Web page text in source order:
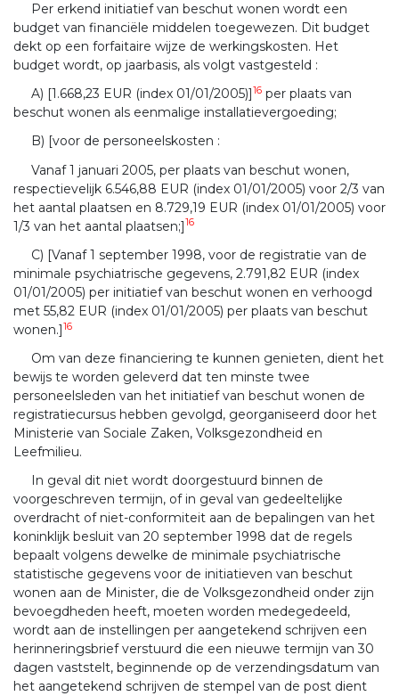
Per erkend initiatief van beschut wonen wordt een
budget van financiële middelen toegewezen. Dit budget
dekt op een forfaitaire wijze de werkingskosten. Het
budget wordt, op jaarbasis, als volgt vastgesteld :
A) [1.668,23 EUR (index 01/01/2005)]16 per plaats van
beschut wonen als eenmalige installatievergoeding;
B) [voor de personeelskosten :
Vanaf 1 januari 2005, per plaats van beschut wonen,
respectievelijk 6.546,88 EUR (index 01/01/2005) voor 2/3 van
het aantal plaatsen en 8.729,19 EUR (index 01/01/2005) voor
1/3 van het aantal plaatsen;]16
C) [Vanaf 1 september 1998, voor de registratie van de
minimale psychiatrische gegevens, 2.791,82 EUR (index
01/01/2005) per initiatief van beschut wonen en verhoogd
met 55,82 EUR (index 01/01/2005) per plaats van beschut
wonen.]16
Om van deze financiering te kunnen genieten, dient het
bewijs te worden geleverd dat ten minste twee
personeelsleden van het initiatief van beschut wonen de
registratiecursus hebben gevolgd, georganiseerd door het
Ministerie van Sociale Zaken, Volksgezondheid en
Leefmilieu.
In geval dit niet wordt doorgestuurd binnen de
voorgeschreven termijn, of in geval van gedeeltelijke
overdracht of niet-conformiteit aan de bepalingen van het
koninklijk besluit van 20 september 1998 dat de regels
bepaalt volgens dewelke de minimale psychiatrische
statistische gegevens voor de initiatieven van beschut
wonen aan de Minister, die de Volksgezondheid onder zijn
bevoegdheden heeft, moeten worden medegedeeld,
wordt aan de instellingen per aangetekend schrijven een
herinneringsbrief verstuurd die een nieuwe termijn van 30
dagen vaststelt, beginnende op de verzendingsdatum van
het aangetekend schrijven de stempel van de post dient